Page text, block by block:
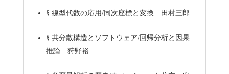
§ 線型代数の応用/同次座標と変換 田村三郎
§ 共分散構造とソフトウェア/回帰分析と因果
推論 狩野裕